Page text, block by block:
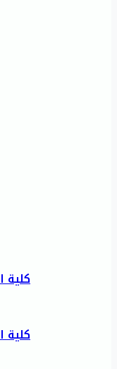
كلية
كلية